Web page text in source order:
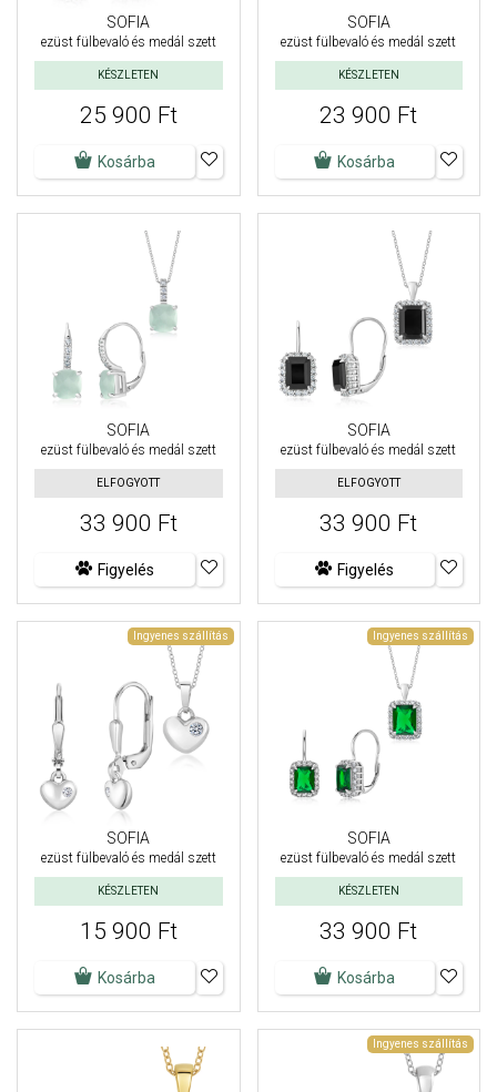
SOFIA
ezüst fülbevaló és medál szett
KÉSZLETEN
25 900 Ft
Kosárba
SOFIA
ezüst fülbevaló és medál szett
KÉSZLETEN
23 900 Ft
Kosárba
SOFIA
ezüst fülbevaló és medál szett
ELFOGYOTT
33 900 Ft
Figyelés
SOFIA
ezüst fülbevaló és medál szett
ELFOGYOTT
33 900 Ft
Figyelés
Ingyenes szállítás
SOFIA
ezüst fülbevaló és medál szett
KÉSZLETEN
15 900 Ft
Kosárba
Ingyenes szállítás
SOFIA
ezüst fülbevaló és medál szett
KÉSZLETEN
33 900 Ft
Kosárba
Ingyenes szállítás